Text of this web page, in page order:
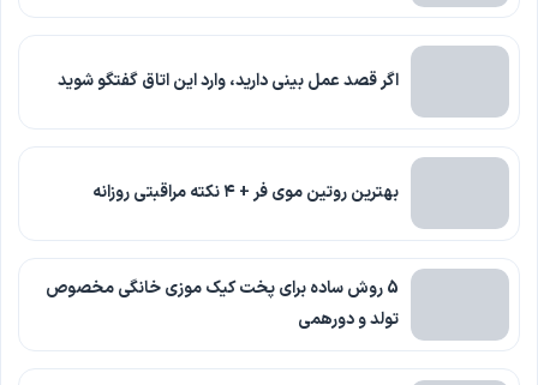
اگر قصد عمل بینی دارید، وارد این اتاق گفتگو شوید
بهترین روتین موی فر + ۴ نکته مراقبتی روزانه
5 روش ساده برای پخت کیک موزی خانگی مخصوص
تولد و دورهمی